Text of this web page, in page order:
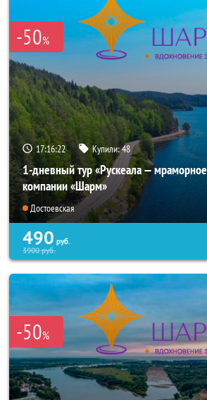
-50%
17:16:20 Купили:48
1-дневный тур «Рускеала — мраморное
компании «Шарм»
Достоевская
490 руб.
3900руб.
-50%